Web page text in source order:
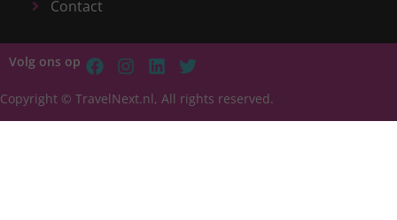
Contact
Volg ons op
Copyright © TravelNext.nl, All rights reserved.